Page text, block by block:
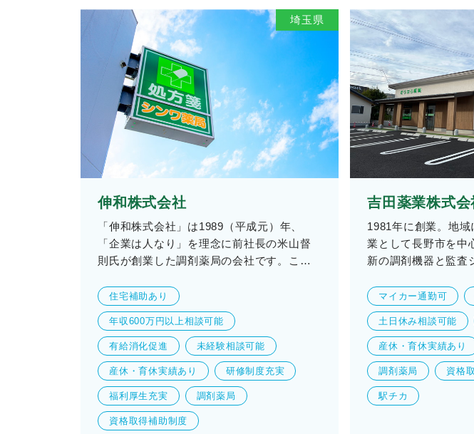
埼玉県
伸和株式会社
「伸和株式会社」は1989（平成元）年、
「企業は人なり」を理念に前社長の米山督
則氏が創業した調剤薬局の会社です。こ…
住宅補助あり
年収600万円以上相談可能
有給消化促進 未経験相談可能
産休・育休実績あり 研修制度充実
福利厚生充実 調剤薬局
資格取得補助制度
吉田薬業株式会
1981年に創業。地
業として長野市を中
新の調剤機器と監
マイカー通勤可
土日休み相談可能
産休・育休実績あり
調剤薬局 資格
駅チカ